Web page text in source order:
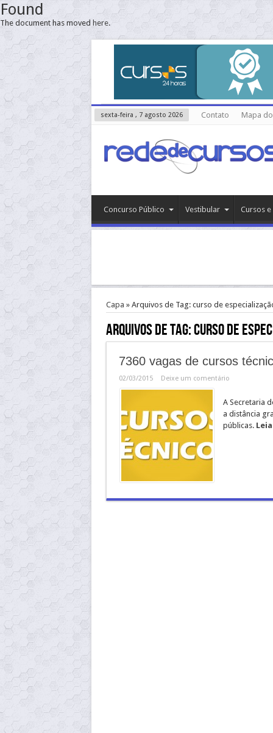
Found
The document has moved here.
sexta-feira , 7 agosto 2026 Contato Mapa
Concurso Público Vestibular Cursos
Capa » Arquivos de Tag: curso de
Arquivos de Tag:curso de
7360 vagas de cursos
02/03/2015 Deixe um comentário
A Secretaria
a distância
públicas.